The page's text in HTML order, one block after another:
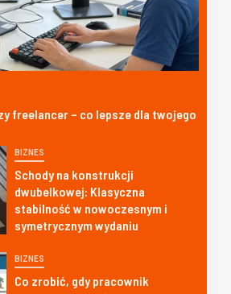
freelancer – co lepsze dla twojego
BIZNES
Schody na konstrukcji
dwubelkowej: Klasyczna
stabilność w nowoczesnym i
symetrycznym wydaniu
BIZNES
Co zrobić, gdy pracownik